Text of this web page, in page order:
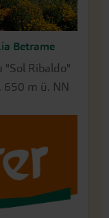
Betrame
"Sol Ribaldo"
m ü. NN